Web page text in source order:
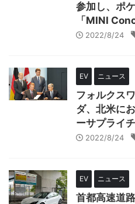
参加し、ポ
「MINI
2022/8/24
EV ニュース
フォルクス
ダ、北米に
ーサプライ
2022/8/24
EV ニュース
首都高速道